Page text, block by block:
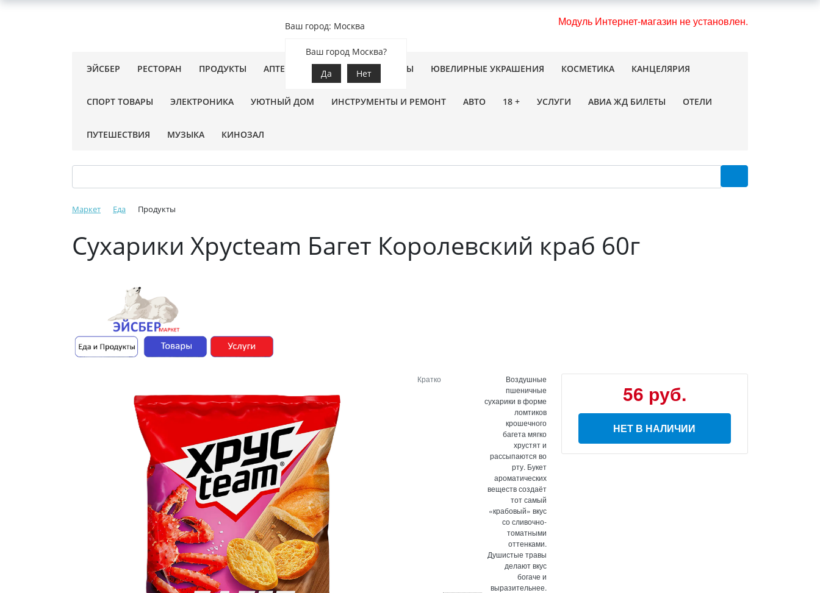
Модуль Интернет-магазин не установлен.
Ваш город: Москва
Ваш город Москва?
Да
Нет
ЭЙСБЕР РЕСТОРАН ПРОДУКТЫ АПТЕКА ЗООТОВАРЫ ЦВЕТЫ ЮВЕЛИРНЫЕ УКРАШЕНИЯ КОСМЕТИКА КАНЦЕЛЯРИЯ
СПОРТ ТОВАРЫ ЭЛЕКТРОНИКА УЮТНЫЙ ДОМ ИНСТРУМЕНТЫ И РЕМОНТ АВТО 18 + УСЛУГИ АВИА ЖД БИЛЕТЫ ОТЕЛИ
ПУТЕШЕСТВИЯ МУЗЫКА КИНОЗАЛ
Маркет Еда Продукты
Сухарики Хрусteam Багет Королевский краб 60г
Кратко
Воздушные
пшеничные
сухарики в форме
ломтиков
крошечного
багета мягко
хрустят и
рассыпаются во
рту. Букет
ароматических
веществ создаёт
тот самый
«крабовый» вкус
со сливочно-
томатными
оттенками.
Душистые травы
делают вкус
богаче и
выразительнее.
56 руб.
НЕТ В НАЛИЧИИ